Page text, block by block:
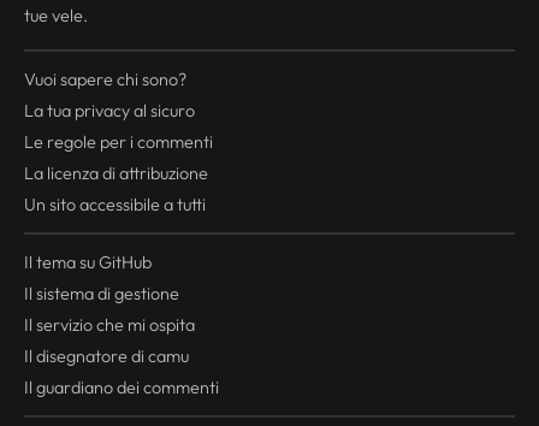
tue vele.
Vuoi sapere chi sono?
La tua privacyal sicuro
Le regole per i commenti
La licenza di attribuzione
Un sito accessibile a tutti
Il tema su GitHub
Il sistema di gestione
Il servizio che mi ospita
Il disegnatore di camu
Il guardiano dei commenti